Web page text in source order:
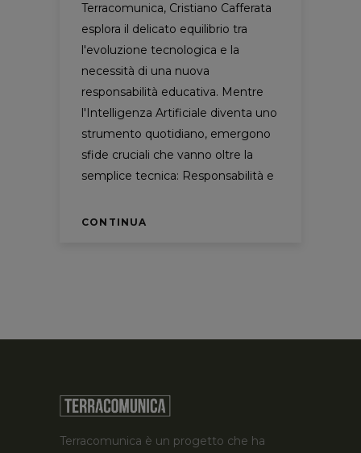
Terracomunica, Cristiano Cafferata
esplora il delicato equilibrio tra
l'evoluzione tecnologica e la
necessità di una nuova
responsabilità educativa. Mentre
l'Intelligenza Artificiale diventa uno
strumento quotidiano, emergono
sfide cruciali che vanno oltre la
semplice tecnica: Responsabilità e
CONTINUA
Terracomunica è un progetto che ha